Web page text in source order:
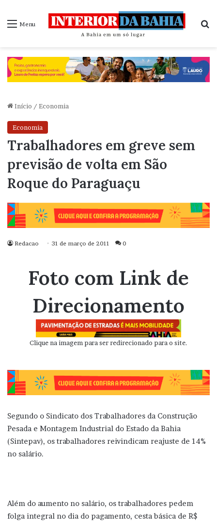
Menu
Início / Economia
Economia
Trabalhadores em greve sem
previsão de volta em São
Roque do Paraguaçu
Redacao 31 de março de 2011 0
Foto com Link de
Direcionamento
Clique na imagem para ser redirecionado para o site.
Segundo o Sindicato dos Trabalhadores da Construção
Pesada e Montagem Industrial do Estado da Bahia
(Sintepav), os trabalhadores reivindicam reajuste de 14%
no salário.
Além do aumento no salário, os trabalhadores pedem
folga integral no dia do pagamento, cesta básica de R$